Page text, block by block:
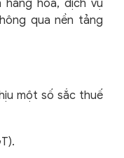
hàng hóa, dịch vụ
qua nền tảng
một số sắc thuế